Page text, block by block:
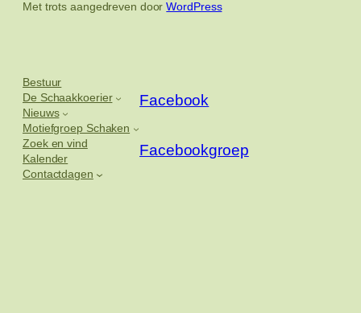
Met trots aangedreven doorWordPress
Bestuur
De Schaakkoerier
Nieuws
Motiefgroep Schaken
Zoek en vind
Kalender
Contactdagen
Facebook
Facebookgroep